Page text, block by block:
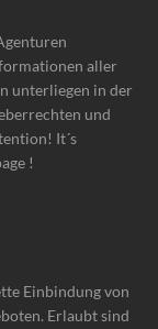
aller
unterliegen in der
und
It´s
!
Einbindung von
Erlaubt sind